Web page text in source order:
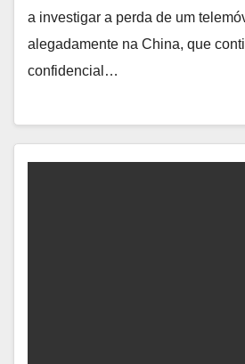
a investigar a perda de um
alegadamente na China, que
confidencial…